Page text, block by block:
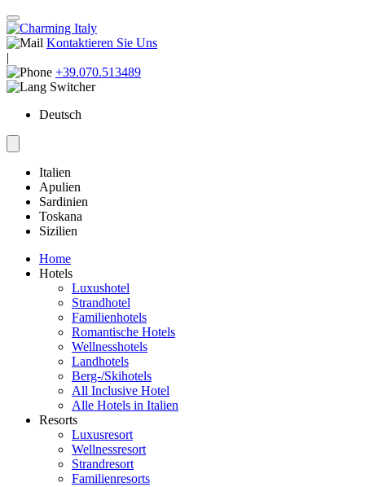
Kontaktieren Sie Uns
|
+39.070.513489
Deutsch
Italien
Apulien
Sardinien
Toskana
Sizilien
Home
Hotels
Luxushotel
Strandhotel
Familienhotels
Romantische Hotels
Wellnesshotels
Landhotels
Berg-/Skihotels
All Inclusive Hotel
Alle Hotels in Italien
Resorts
Luxusresort
Wellnessresort
Strandresort
Familienresorts